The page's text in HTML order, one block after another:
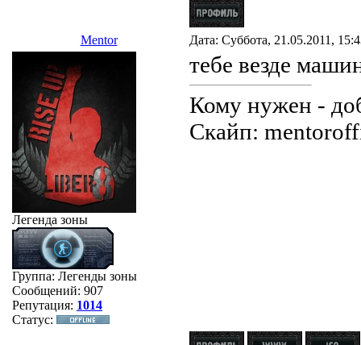
Mentor Дата: Суббота, 21.05.2011,
Легенда зоны
Группа: Легенды зоны
Сообщений: 907
Репутация: 1014
Статус:
тебе везде
Кому нужен -
Скайп: